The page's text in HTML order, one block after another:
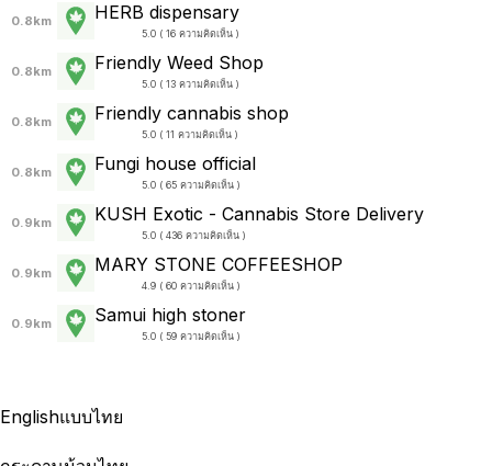
0.8km HERB dispensary
5.0 ( 16 ความคิดเห็น )
0.8km Friendly Weed Shop
5.0 ( 13 ความคิดเห็น )
0.8km Friendly cannabis shop
5.0 ( 11 ความคิดเห็น )
0.8km Fungi house official
5.0 ( 65 ความคิดเห็น )
0.9km KUSH Exotic - Cannabis Store Delivery
5.0 ( 436 ความคิดเห็น )
0.9km MARY STONE COFFEESHOP
4.9 ( 60 ความคิดเห็น )
0.9km Samui high stoner
5.0 ( 59 ความคิดเห็น )
Englishแบบไทย